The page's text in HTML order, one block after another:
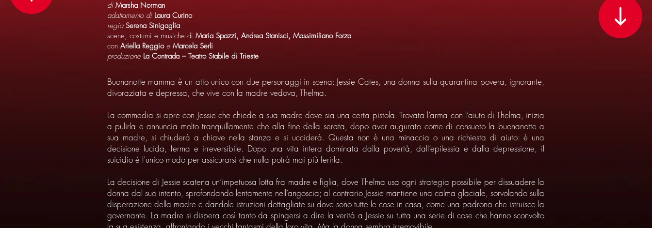
di Marsha Norman
adattamento di Laura Curino
regia Serena Sinigaglia
scene, costumi e musiche di Maria Spazzi, Andrea Stanisci, Massimiliano Forza
con Ariella Reggio e Marcela Serli
produzione La Contrada – Teatro Stabile di Trieste
Buonanotte mamma è un atto unico con due personaggi in scena: Jessie Cates, una donna sulla quarantina povera, ignorante,
divoraziata e depressa, che vive con la madre vedova, Thelma.
La commedia si apre con Jessie che chiede a sua madre dove sia una certa pistola. Trovata l’arma con l’aiuto di Thelma, inizia
a pulirla e annuncia molto tranquillamente che alla fine della serata, dopo aver augurato come di consueto la buonanotte a
sua madre, si chiuderà a chiave nella stanza e si ucciderà. Questa non è una minaccia o una richiesta di aiuto: è una
decisione lucida, ferma e irreversibile. Dopo una vita intera dominata dalla povertà, dall’epilessia e dalla depressione, il
suicidio è l’unico modo per assicurarsi che nulla potrà mai più ferirla.
La decisione di Jessie scatena un’impetuosa lotta fra madre e figlia, dove Thelma usa ogni strategia possibile per dissuadere la
donna dal suo intento, sprofondando lentamente nell’angoscia; al contrario Jessie mantiene una calma glaciale, sorvolando sulla
disperazione della madre e dandole istruzioni dettagliate su dove sono tutte le cose in casa, come una padrona che istruisce la
governante. La madre si dispera così tanto da spingersi a dire la verità a Jessie su tutta una serie di cose che hanno sconvolto